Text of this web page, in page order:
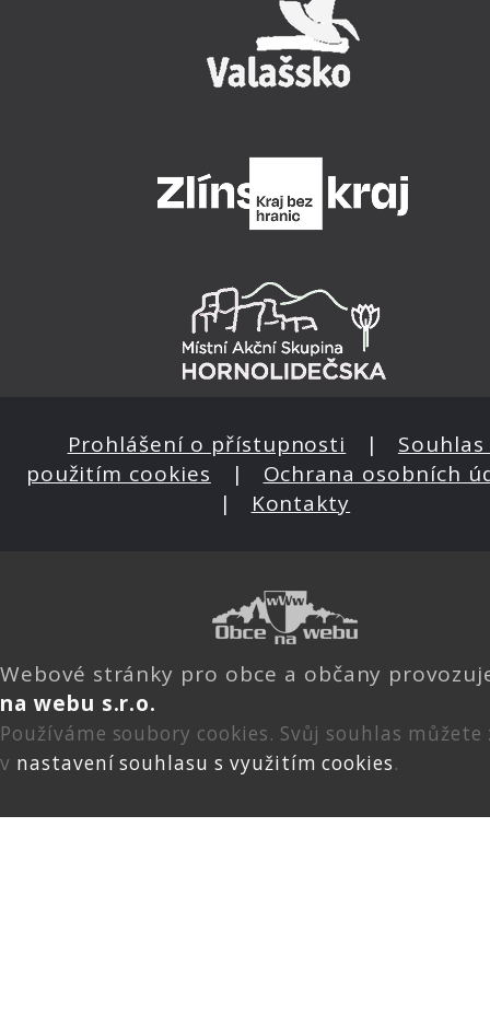
Prohlášení o přístupnosti | Souhlas
použitím cookies | Ochrana osobních
| Kontakty
Webové stránky pro obce a občany
na webu s.r.o.
Používáme soubory cookies. Svůj souhlas
v nastavení souhlasu s využitím cookies.